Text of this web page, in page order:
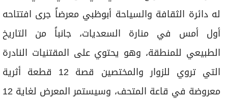
عدد اليوم
مواقيت الصلاة
الأحوال الجوية
له دائرة الثقافة والسياحة أبوظبي معرضاً جرى افتتاحه
أول أمس في منارة السعديات، جانباً من التاريخ
الطبيعي للمنطقة، وهو يحتوي على المقتنيات النادرة
التي تروي للزوار والمختصين قصة 12 قطعة أثرية
معروضة في قاعة المتحف، وسيستمر المعرض لغاية 12